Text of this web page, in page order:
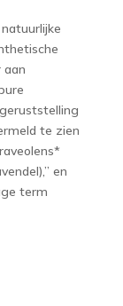
aan
te zien
en
term